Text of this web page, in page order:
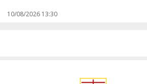
10/08/2026 13:30